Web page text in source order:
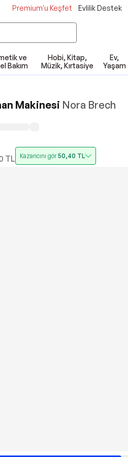
Premium'u Keşfet Evlilik Destek
ve
Bakım
Hobi, Kitap,
Müzik, Kırtasiye
Ev,
Yaşam
Makinesi Nora Brech
TL Kazancını gör50,40 TL